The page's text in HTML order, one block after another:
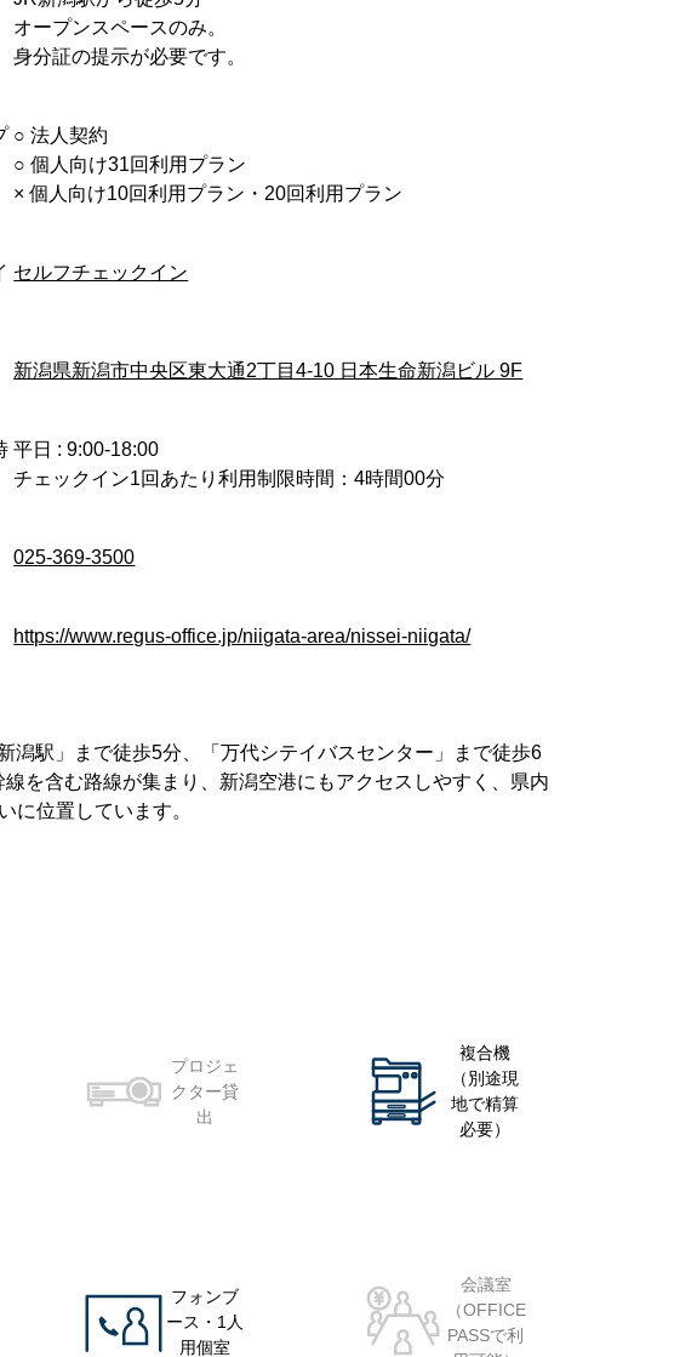
オープンスペースのみ。
身分証の提示が必要です。
○︎ 法人契約
○︎ 個人向け31回利用プラン
× 個人向け10回利用プラン・20回利用プラン
セルフチェックイン
新潟県新潟市中央区東大通2丁目4-10 日本生命新潟ビル 9F
平日 : 9:00-18:00
チェックイン1回あたり利用制限時間：4時間00分
025-369-3500
https://www.regus-office.jp/niigata-area/nissei-niigata/
潟駅」まで徒歩5分、「万代シテイバスセンター」まで徒歩6
を含む路線が集まり、新潟空港にもアクセスしやすく、県内
に位置しています。
プロジェ
クター貸
出
複合機
（別途現
地で精算
必要）
フォンブ
ース・1人
用個室
会議室
（OFFICE
PASSで利